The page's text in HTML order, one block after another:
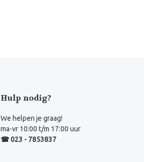
Hulp nodig?
We helpen je graag!
ma-vr 10:00 t/m 17:00 uur
☎ 023 - 7853837